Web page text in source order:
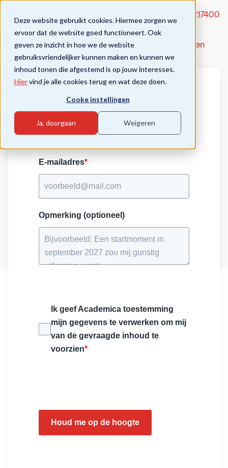
Deze website gebruikt cookies. Hiermee zorgen we
ervoor dat de website goed functioneert. Ook
geven ze inzicht in hoe we de website
gebruiksvriendelijker kunnen maken en kunnen we
inhoud tonen die afgestemd is op jouw interesses.
Hiervind je alle cookies terug en wat deze doen.
Cooke instellingen
Ja, doorgaan Weigeren
020-5217400
De schoolleider - Werken vanuit hoge verwachtingen
Houd me op de hoogte
E-mailadres*
Opmerking (optioneel)
Ik geef Academica toestemming
mijn gegevens te verwerken om mij
van de gevraagde inhoud te
voorzien*
Houd me op de hoogte